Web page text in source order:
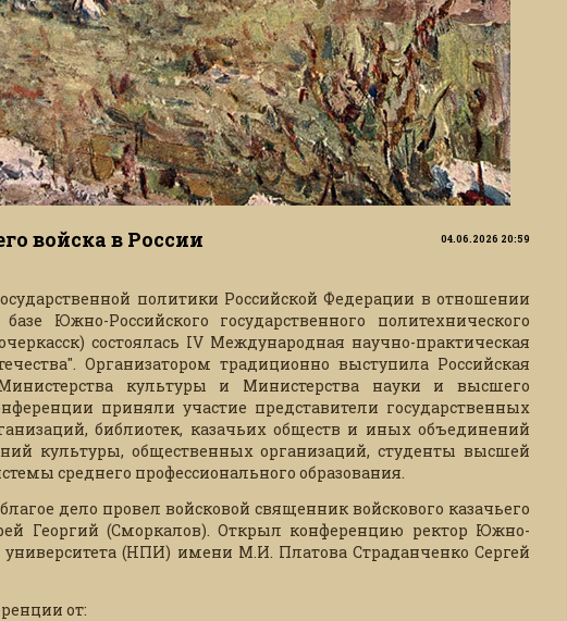
04.06.2026 20:59
войска в России
политики Российской Федерации в отношении
Южно-Российского государственного политехнического
состоялась IV Международная научно-практическая
Организатором традиционно выступила Российская
культуры и Министерства науки и высшего
приняли участие представители государственных
библиотек, казачьих обществ и иных объединений
культуры, общественных организаций, студенты высшей
среднего профессионального образования.
дело провел войсковой священник войскового казачьего
Георгий (Сморкалов). Открыл конференцию ректор Южно-
университета (НПИ) имени М.И. Платова Страданченко Сергей
от: